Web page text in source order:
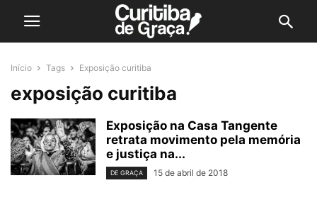
Início Tags Exposição curitiba
exposição curitiba
Exposição na Casa Tangente
retrata movimento pela memória
e justiça na...
DE GRAÇA 15 de abril de 2018